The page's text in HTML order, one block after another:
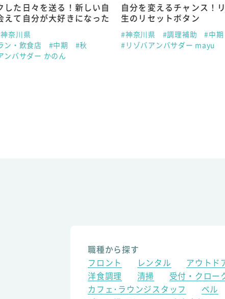
した日々を送る！新しい自
えて自分が大好きになった
奈川県
ン・飲食店
#中期
#秋
ンバサダー かのん
自分を変えるチャンス！
生のリセットボタン
#神奈川県 #調理補助 #中期
#リゾバアンバサダー mayu
職種から探す
フロント
レンタル アウトド
洋食調理
清掃 受付・クロー
カフェ･ラウンジスタッフ
ベル